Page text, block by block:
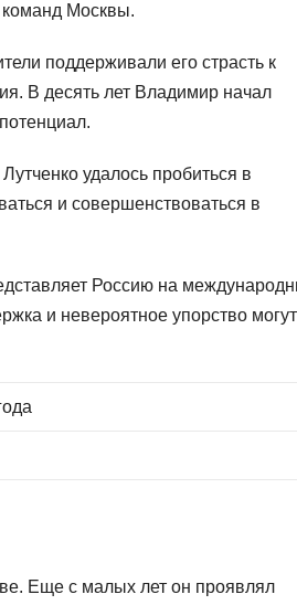
команд Москвы.
поддерживали его страсть к
В десять лет Владимир начал
удалось пробиться в
и совершенствоваться в
Россию на
и невероятное упорство могут
Еще с малых лет он проявлял